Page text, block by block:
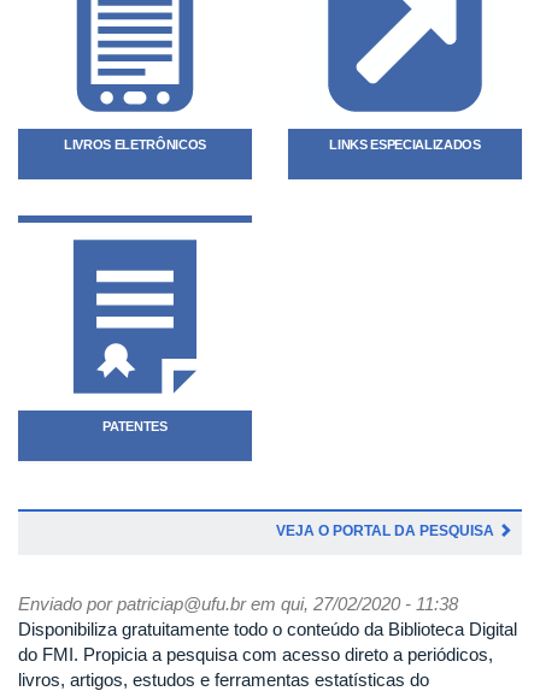
LIVROS ELETRÔNICOS LINKS ESPECIALIZADOS
PATENTES
VEJA O PORTAL DA PESQUISA
Enviado porpatriciap@ufu.brem qui, 27/02/2020 - 11:38
Disponibiliza gratuitamente todo o conteúdo da Biblioteca Digital
do FMI. Propicia a pesquisa com acesso direto a periódicos,
livros, artigos, estudos e ferramentas estatísticas do